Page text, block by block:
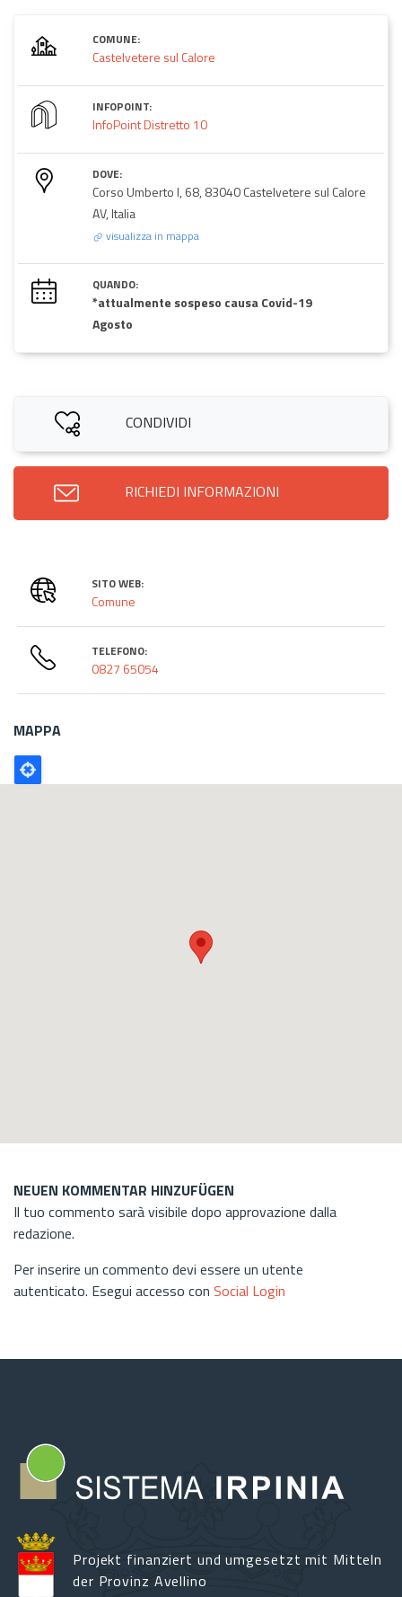
COMUNE:
Castelvetere sul Calore
INFOPOINT:
InfoPoint Distretto 10
DOVE:
Corso Umberto I, 68, 83040 Castelvetere sul Calore
AV, Italia
visualizza in mappa
QUANDO:
*attualmente sospeso causa Covid-19
Agosto
CONDIVIDI
RICHIEDI INFORMAZIONI
SITO WEB:
Comune
TELEFONO:
0827 65054
MAPPA
Poligono
GEO
NEUEN KOMMENTAR HINZUFÜGEN
Il tuo commento sarà visibile dopo approvazione dalla
redazione.
Per inserire un commento devi essere un utente
autenticato. Esegui accesso con Social Login
Projekt finanziert und umgesetzt mit Mitteln
der Provinz Avellino